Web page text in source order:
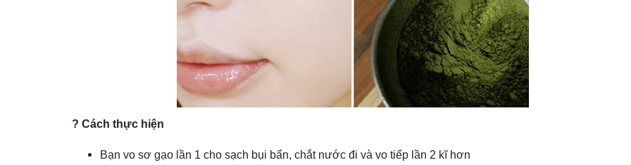
? Cách thực hiện
Bạn vo sơ gạo lần 1 cho sạch bụi bẩn, chắt nước đi và vo tiếp lần 2 kĩ hơn